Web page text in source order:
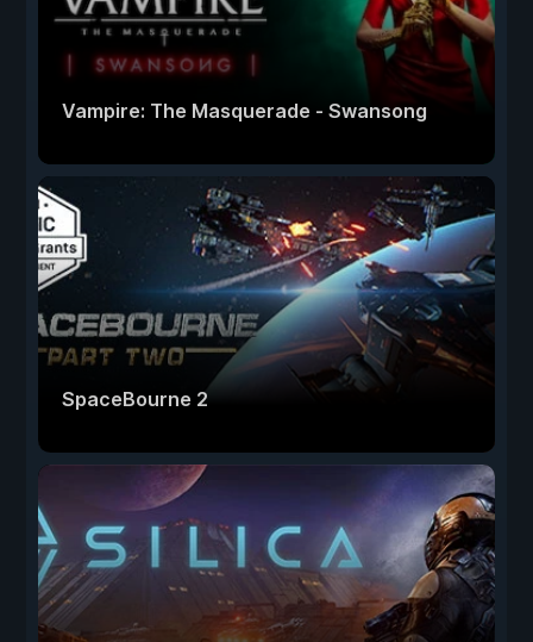
Vampire: The Masquerade - Swansong
SpaceBourne 2